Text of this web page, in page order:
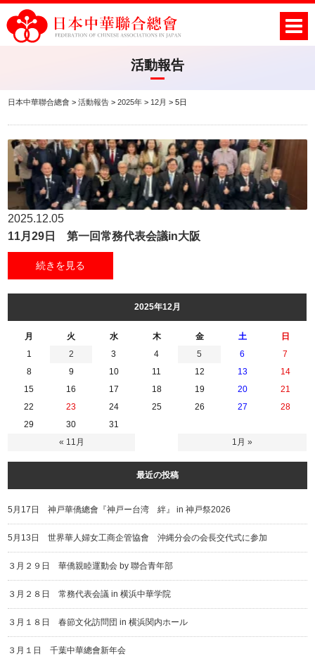
活動報告
日本中華聯合總會 >活動報告 >2025年 > 12月 >5日
2025.12.05
11月29日 第一回常務代表会議in大阪
続きを見る
2025年12月
月 火 水 木 金 土 日
« 11月 1月 »
1 2 3 4 5 6
7
8
9 10 11 12 13
14
15
16 17 18 19 20
21
22
23 24 25 26 27
28
29
30 31
最近の投稿
5月17日 神戸華僑總會『神戸ー台湾 絆』 in 神戸祭2026
5月13日 世界華人婦女工商企管協會 沖縄分会の会長交代式に参加
３月２９日 華僑親睦運動会 by 聯合青年部
３月２８日 常務代表会議 in 横浜中華学院
３月１８日 春節文化訪問団 in 横浜関内ホール
３月１日 千葉中華總會新年会